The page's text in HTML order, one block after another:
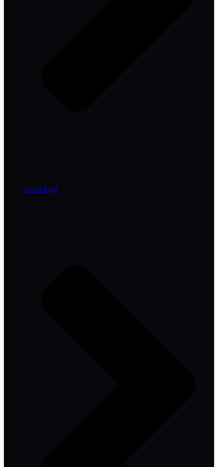
Aviso legal